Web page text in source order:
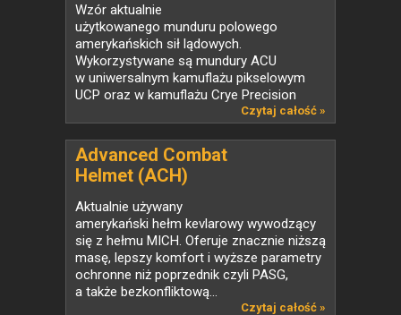
Wzór aktualnie
użytkowanego munduru polowego
amerykańskich sił lądowych.
Wykorzystywane są mundury ACU
w uniwersalnym kamuflażu pikselowym
UCP oraz w kamuflażu Crye Precision
Czytaj całość »
Advanced Combat
Helmet (ACH)
Aktualnie używany
amerykański hełm kevlarowy wywodzący
się z hełmu MICH. Oferuje znacznie niższą
masę, lepszy komfort i wyższe parametry
ochronne niż poprzednik czyli PASG,
a także bezkonfliktową...
Czytaj całość »